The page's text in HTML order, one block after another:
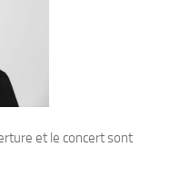
et le concert sont